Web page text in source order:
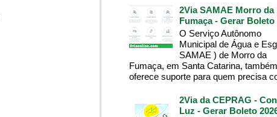
2Via SAMAE Morro da
Fumaça - Gerar Boleto
O Serviço Autônomo
Municipal de Água e
SAMAE ) de Morro da
Fumaça, em Santa Catarina, também
oferece suporte para quem precisa
2Via da CEPRAG -
Luz - Gerar Boleto